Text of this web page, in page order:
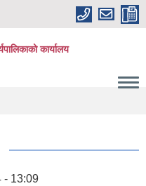
कार्यालय
- 13:09